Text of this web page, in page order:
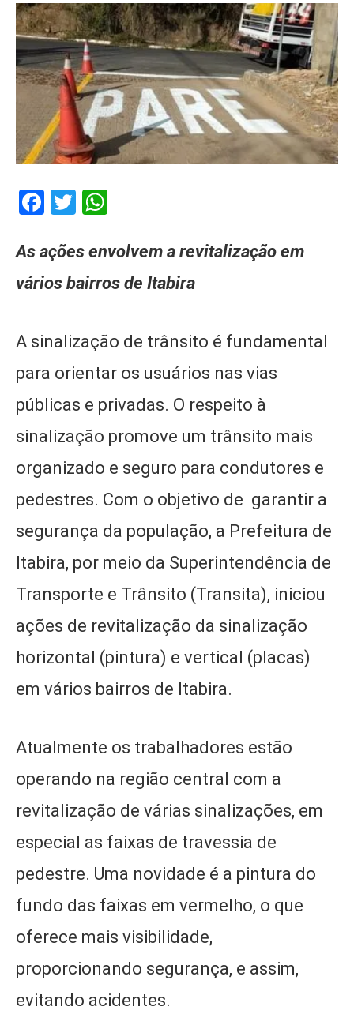
Facebook
Twitter
As ações envolvem a revitalização em
vários bairros de Itabira
A sinalização de trânsito é fundamental
para orientar os usuários nas vias
públicas e privadas. O respeito à
sinalização promove um trânsito mais
organizado e seguro para condutores e
pedestres. Com o objetivo de garantir a
segurança da população, a Prefeitura de
Itabira, por meio da Superintendência de
Transporte e Trânsito (Transita), iniciou
ações de revitalização da sinalização
horizontal (pintura) e vertical (placas)
em vários bairros de Itabira.
Atualmente os trabalhadores estão
operando na região central com a
revitalização de várias sinalizações, em
especial as faixas de travessia de
pedestre. Uma novidade é a pintura do
fundo das faixas em vermelho, o que
oferece mais visibilidade,
proporcionando segurança, e assim,
evitando acidentes.